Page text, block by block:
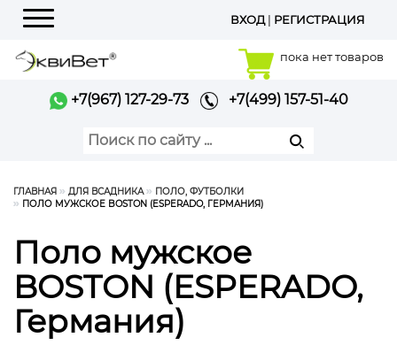
Меню
ВХОД| РЕГИСТРАЦИЯ
пока нет товаров
+7(967) 127-29-73 +7(499) 157-51-40
ГЛАВНАЯ ДЛЯ ВСАДНИКА
ПОЛО, ФУТБОЛКИ
ПОЛО МУЖСКОЕ BOSTON (ESPERADO, ГЕРМАНИЯ)
Поло мужское
BOSTON (ESPERADO,
Германия)